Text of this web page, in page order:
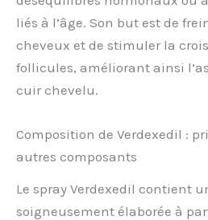
liés à l’âge. Son but est de
cheveux et de stimuler la
follicules, améliorant ainsi
cuir chevelu.
Composition de Verdexedil :
autres composants
Le spray Verdexedil contient
soigneusement élaborée à